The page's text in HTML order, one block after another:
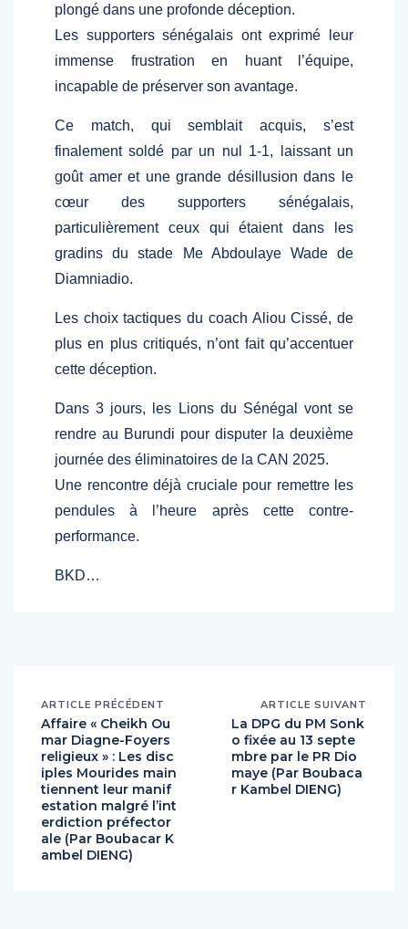
plongé dans une profonde déception.
Les supporters sénégalais ont exprimé leur
immense frustration en huant l’équipe,
incapable de préserver son avantage.
Ce match, qui semblait acquis, s’est
finalement soldé par un nul 1-1, laissant un
goût amer et une grande désillusion dans le
cœur des supporters sénégalais,
particulièrement ceux qui étaient dans les
gradins du stade Me Abdoulaye Wade de
Diamniadio.
Les choix tactiques du coach Aliou Cissé, de
plus en plus critiqués, n’ont fait qu’accentuer
cette déception.
Dans 3 jours, les Lions du Sénégal vont se
rendre au Burundi pour disputer la deuxième
journée des éliminatoires de la CAN 2025.
Une rencontre déjà cruciale pour remettre les
pendules à l’heure après cette contre-
performance.
BKD…
ARTICLE PRÉCÉDENT
Affaire « Cheikh Ou
mar Diagne-Foyers
religieux » : Les disc
iples Mourides main
tiennent leur manif
estation malgré l’int
erdiction préfector
ale (Par Boubacar K
ambel DIENG)
ARTICLE SUIVANT
La DPG du PM Sonk
o fixée au 13 septe
mbre par le PR Dio
maye (Par Boubaca
r Kambel DIENG)